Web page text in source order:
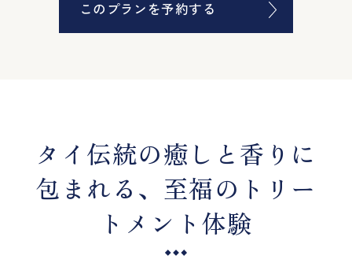
このプランを予約する
タイ伝統の癒しと香りに
包まれる、至福のトリー
トメント体験